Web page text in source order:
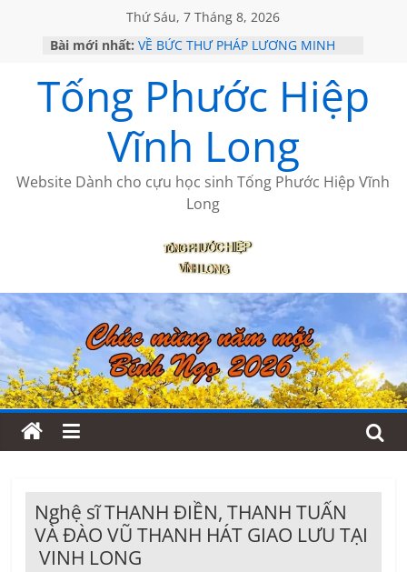
Thứ Sáu, 7 Tháng 8, 2026
Bài mới nhất: VỀ BỨC THƯ PHÁP LƯƠNG MINH
HỌC SỬ HỒI XƯA
MỘT ĐỜI ĐI QUA NHỮNG TRANG
SÁCH
BẤT CHỢT CỦA CHÂU LỆ DUNG
CÀ PHÊ NGẮM NÚI
Tống Phước Hiệp
Vĩnh Long
Website Dành cho cựu học sinh Tống Phước Hiệp Vĩnh
Long
Nghệ sĩ THANH ĐIỀN, THANH TUẤN
VÀ ĐÀO VŨ THANH HÁT GIAO LƯU TẠI
VINH LONG